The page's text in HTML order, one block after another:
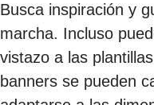
Busca inspiración y
marcha. Incluso
vistazo a las
banners se pueden